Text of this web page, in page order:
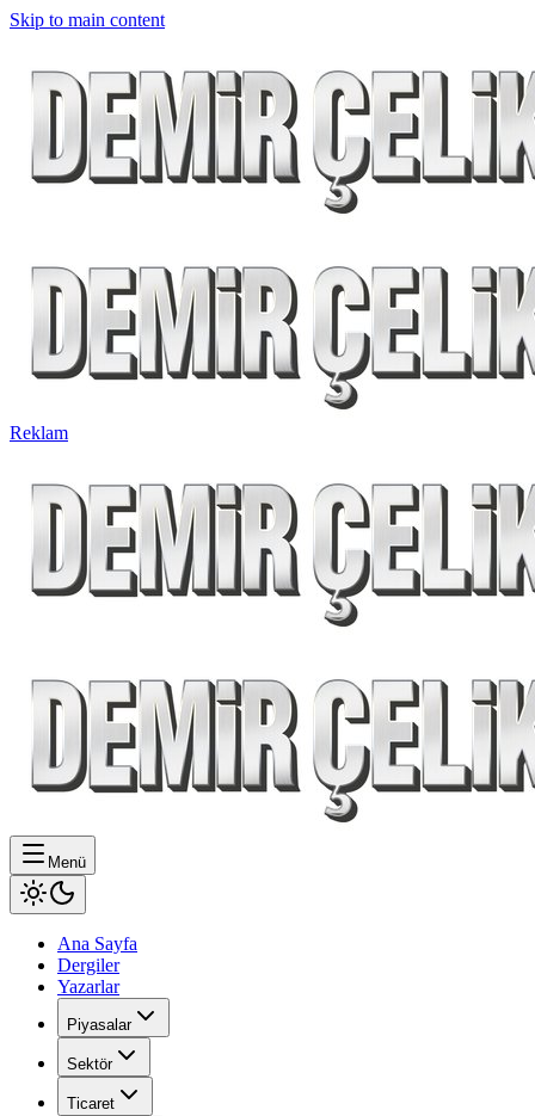
Skip to main content
Reklam
Menü
Ana Sayfa
Dergiler
Yazarlar
Piyasalar
Sektör
Ticaret